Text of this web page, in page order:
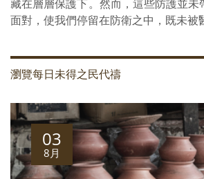
藏在層層保護下。然而，這些防護並未
面對，使我們停留在防衛之中，既未被
瀏覽每日未得之民代禱
03
8月